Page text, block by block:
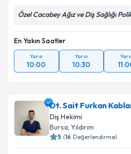
Özel Cacabey Ağız ve Diş Sağlığı
En Yakın Saatler
Yarın
10:00
Yarın
10:30
Dt. Sait Furkan
Diş Hekimi
Bursa, Yıldırım
5 (16 Değerlendirme)